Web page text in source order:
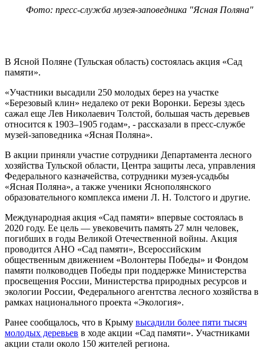
Фото: пресс-служба музея-заповедника "Ясная Поляна"
В Ясной Поляне (Тульская область) состоялась акция «Сад
памяти».
«Участники высадили 250 молодых берез на участке
«Березовый клин» недалеко от реки Воронки. Березы здесь
сажал еще Лев Николаевич Толстой, большая часть деревьев
относится к 1903–1905 годам», - рассказали в пресс-службе
музей-заповедника «Ясная Поляна».
В акции приняли участие сотрудники Департамента лесного
хозяйства Тульской области, Центра защиты леса, управления
Федерального казначейства, сотрудники музея-усадьбы
«Ясная Поляна», а также ученики Яснополянского
образовательного комплекса имени Л. Н. Толстого и другие.
Международная акция «Сад памяти» впервые состоялась в
2020 году. Ее цель — увековечить память 27 млн человек,
погибших в годы Великой Отечественной войны. Акция
проводится АНО «Сад памяти», Всероссийским
общественным движением «Волонтеры Победы» и Фондом
памяти полководцев Победы при поддержке Министерства
просвещения России, Министерства природных ресурсов и
экологии России, Федерального агентства лесного хозяйства в
рамках национального проекта «Экология».
Ранее сообщалось, что в Крыму высадили более пяти тысяч
молодых деревьев в ходе акции «Сад памяти». Участниками
акции стали около 150 жителей региона.